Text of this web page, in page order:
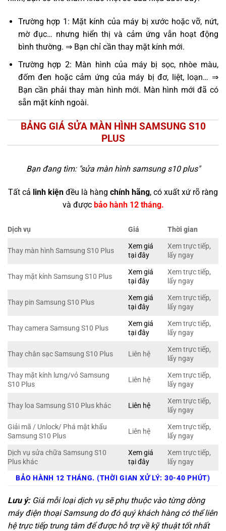
Trường hợp 1: Mặt kính của máy bị xước hoặc vỡ, nứt,
mờ đục… nhưng hiển thị và cảm ứng vẫn hoạt động
bình thường. ⇒ Bạn chỉ cần thay mặt kính mới.
Trường hợp 2: Màn hình của máy bị sọc, nhòe màu,
đốm đen hoặc cảm ứng của máy bị đơ, liệt, loạn… ⇒
Bạn cần phải thay màn hình mới. Màn hình mới đã có
sẵn mặt kính ngoài.
BẢNG GIÁ SỬA MÀN HÌNH SAMSUNG S10
PLUS
Bạn đang tìm: "sửa màn hình samsung s10 plus"
Tất cả linh kiện đều là hàng chính hãng, có xuất xứ rõ ràng
và được bảo hành 12 tháng.
Dịch vụ Giá Thời gian
Thay màn hình Samsung S10 Plus
Xem giá
tại đây
Xem trực tiếp,
lấy ngay
Thay mặt kính Samsung S10 Plus
Xem giá
tại đây
Xem trực tiếp,
lấy ngay
Thay pin Samsung S10 Plus
Xem giá
tại đây
Xem trực tiếp,
lấy ngay
Thay camera Samsung S10 Plus
Xem giá
tại đây
Xem trực tiếp,
lấy ngay
Thay chân sạc Samsung S10 Plus Liên hệ
Xem trực tiếp,
lấy ngay
Thay mặt kính lưng/vỏ Samsung
S10 Plus
Liên hệ
Xem trực tiếp,
lấy ngay
Thay loa Samsung S10 Plus khác Liên hệ
Xem trực tiếp,
lấy ngay
Giải mã / Unlock/ Phá mật khẩu
Samsung S10 Plus
Liên hệ
Xem trực tiếp,
lấy ngay
Dịch vụ sửa chữa Samsung S10
Plus khác
Xem giá
tại đây
Xem trực tiếp,
lấy ngay
BẢO HÀNH 12 THÁNG. (THỜI GIAN XỬ LÝ: 30-40 PHÚT)
Lưu ý:Giá mỗi loại dịch vụ sẽ phụ thuộc vào từng dòng
máy điện thoại Samsung do đó quý khách hàng có thể liên
hệ trực tiếp trung tâm để được hỗ trợ về kỹ thuật tốt nhất